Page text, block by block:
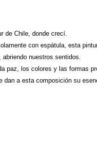
de Chile, donde crecí.
con espátula, esta
abriendo nuestros sentidos.
paz, los colores y las formas
dan a esta composición su